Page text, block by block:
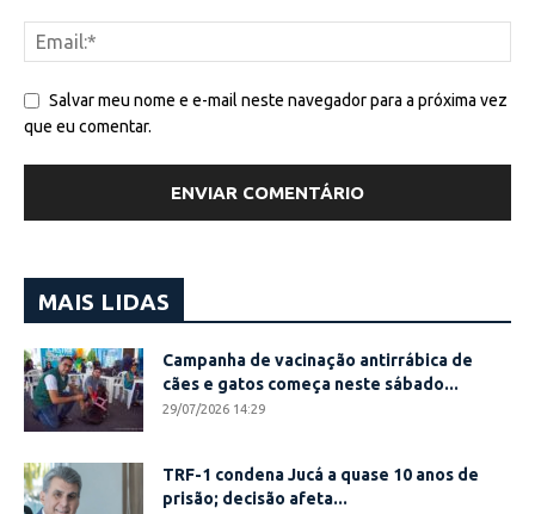
Salvar meu nome e e-mail neste navegador para a próxima vez
que eu comentar.
MAIS LIDAS
Campanha de vacinação antirrábica de
cães e gatos começa neste sábado...
29/07/2026 14:29
TRF-1 condena Jucá a quase 10 anos de
prisão; decisão afeta...